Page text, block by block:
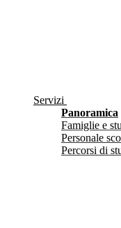
Servizi
Panoramica
Famiglie e
Personale
Percorsi di